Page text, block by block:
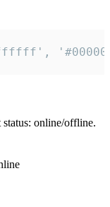
online/offline.